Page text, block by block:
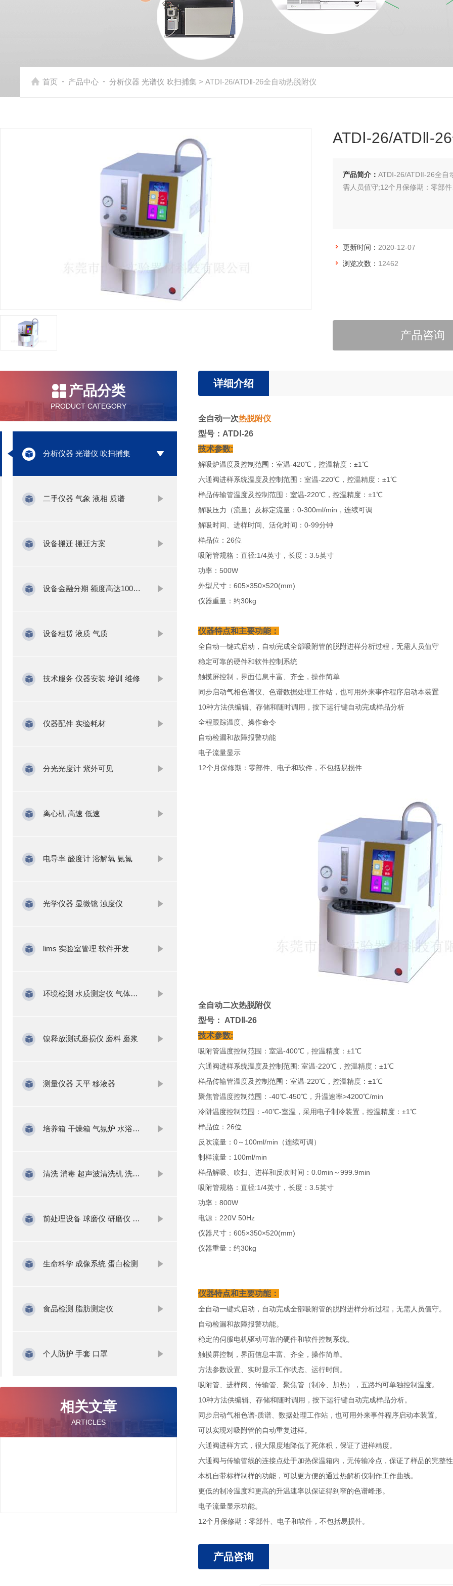
首页 - 产品中心 - 分析仪器 光谱仪 吹扫捕集 > ATDⅠ-26/ATDⅡ-26全自动热脱附仪
ATDⅠ-26/ATDⅡ-
产品简介： ATDⅠ-26/ATDⅡ-26全
需人员值守;12个月保修期：零部
更新时间： 2020-12-07
浏览次数： 12462
产品咨询
产品分类
PRODUCT CATEGORY
分析仪器 光谱仪 吹扫捕集
二手仪器 气象 液相 质谱
设备搬迁 搬迁方案
设备金融分期 额度高达1000万
设备租赁 液质 气质
技术服务 仪器安装 培训 维修
仪器配件 实验耗材
分光光度计 紫外可见
离心机 高速 低速
电导率 酸度计 溶解氧 氨氮
光学仪器 显微镜 浊度仪
lims 实验室管理 软件开发
环境检测 水质测定仪 气体分析
镍释放测试磨损仪 磨料 磨浆
测量仪器 天平 移液器
培养箱 干燥箱 气氛炉 水浴锅 振荡器
清洗 消毒 超声波清洗机 洗瓶机
前处理设备 球磨仪 研磨仪 氮吹仪 固相萃取
生命科学 成像系统 蛋白检测
食品检测 脂肪测定仪
个人防护 手套 口罩
相关文章
ARTICLES
详细介绍
全自动一次热脱附仪
型号：ATDⅠ-26
技术参数:
解吸炉温度及控制范围：室温-420℃，控温精度：±1℃
六通阀进样系统温度及控制范围：室温-220℃，控温精度：±1℃
样品传输管温度及控制范围：室温-220℃，控温精度：±1℃
解吸压力（流量）及标定流量：0-300ml/min，连续可调
解吸时间、进样时间、活化时间：0-99分钟
样品位：26位
吸附管规格：直径:1/4英寸，长度：3.5英寸
功率：500W
外型尺寸：605×350×520(mm)
仪器重量：约30kg
仪器特点和主要功能：
全自动一键式启动，自动完成全部吸附管的脱附进样分析过程，无需人员值守
稳定可靠的硬件和软件控制系统
触摸屏控制，界面信息丰富、齐全，操作简单
同步启动气相色谱仪、色谱数据处理工作站，也可用外来事件程序启动本装置
10种方法供编辑、存储和随时调用，按下运行键自动完成样品分析
全程跟踪温度、操作命令
自动检漏和故障报警功能
电子流量显示
12个月保修期：零部件、电子和软件，不包括易损件
全自动二次热脱附仪
型号： ATDⅡ-26
技术参数:
吸附管温度控制范围：室温-400℃，控温精度：±1℃
六通阀进样系统温度及控制范围: 室温-220℃，控温精度：±1℃
样品传输管温度及控制范围：室温-220℃，控温精度：±1℃
聚焦管温度控制范围：-40℃-450℃，升温速率>4200℃/min
冷阱温度控制范围：-40℃-室温，采用电子制冷装置，控温精度：±1℃
样品位：26位
反吹流量：0～100ml/min（连续可调）
制样流量：100ml/min
样品解吸、吹扫、进样和反吹时间：0.0min～999.9min
吸附管规格：直径:1/4英寸，长度：3.5英寸
功率：800W
电源：220V 50Hz
仪器尺寸：605×350×520(mm)
仪器重量：约30kg
仪器特点和主要功能：
全自动一键式启动，自动完成全部吸附管的脱附进样分析过程，无需人员值守。
自动检漏和故障报警功能。
稳定的伺服电机驱动可靠的硬件和软件控制系统。
触摸屏控制，界面信息丰富、齐全，操作简单。
方法参数设置、实时显示工作状态、运行时间。
吸附管、进样阀、传输管、聚焦管（制冷、加热），五路均可单独控制温度。
10种方法供编辑、存储和随时调用，按下运行键自动完成样品分析。
同步启动气相色谱-质谱、数据处理工作站，也可用外来事件程序启动本装置。
可以实现对吸附管的自动重复进样。
六通阀进样方式，很大限度地降低了死体积，保证了进样精度。
六通阀与传输管线的连接点处于加热保温箱内，无传输冷点，保证了样品的完整
本机自带标样制样的功能，可以更方便的通过热解析仪制作工作曲线。
更低的制冷温度和更高的升温速率以保证得到窄的色谱峰形。
电子流量显示功能。
12个月保修期：零部件、电子和软件，不包括易损件。
产品咨询